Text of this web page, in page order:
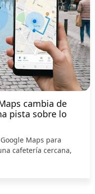
cambia de
pista sobre lo
Maps para
cafetería cercana,